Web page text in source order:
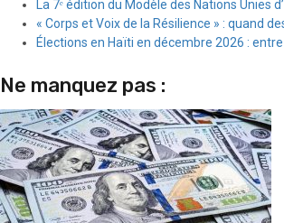
La 7ᵉ édition du Modèle des Nations
« Corps et Voix de la Résilience » : quand
Élections en Haïti en décembre 2026 :
Ne manquez pas :